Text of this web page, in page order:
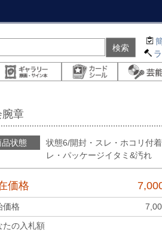
腕章
品状態
状態6/開封・スレ・ホコリ付
レ・パッケージイタミ&汚れ
価格
価格
たの入札額